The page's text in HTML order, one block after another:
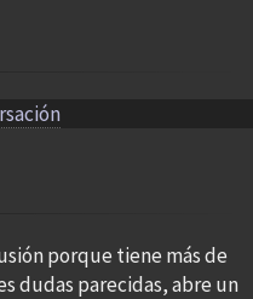
porque tiene más de
dudas parecidas, abre un